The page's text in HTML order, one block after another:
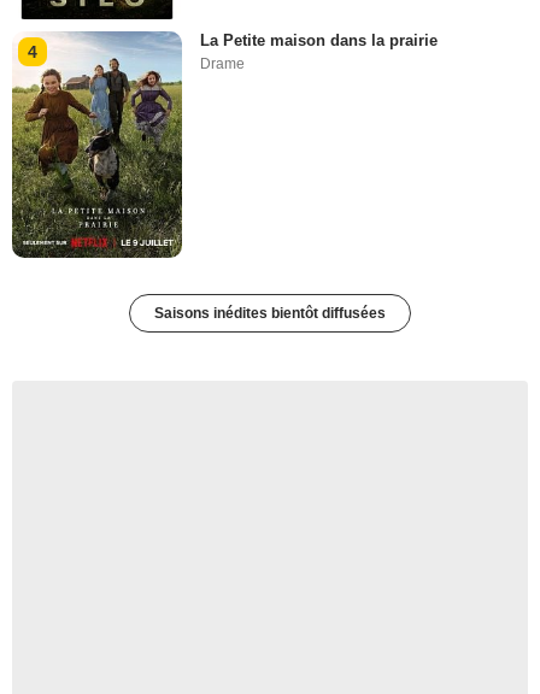
4
La Petite maison dans la prairie
Drame
Saisons inédites bientôt diffusées